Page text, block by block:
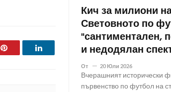
Pinterest LinkedIn
Кич за милиони
Световното по
"сантиментален,
и недодялан
От 20 Юли 2026
Вчерашният исторически
първенство по футбол на